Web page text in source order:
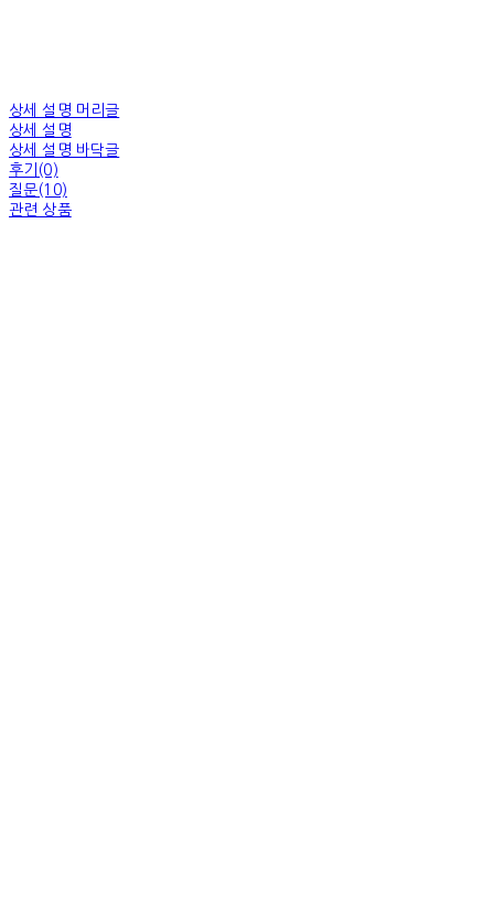
상세 설명 머리글
상세 설명
상세 설명 바닥글
후기(0)
질문(10)
관련 상품